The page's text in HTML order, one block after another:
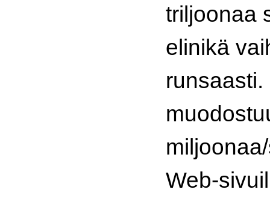
triljoonaa
elinikä
Web-